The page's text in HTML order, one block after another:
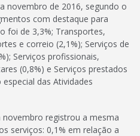
novembro de 2016, segundo o
com destaque para
foi de 3,3%; Transportes,
e correio (2,1%); Serviços de
Serviços profissionais,
(0,8%) e Serviços prestados
das Atividades
registrou a mesma
serviços: 0,1% em relação a